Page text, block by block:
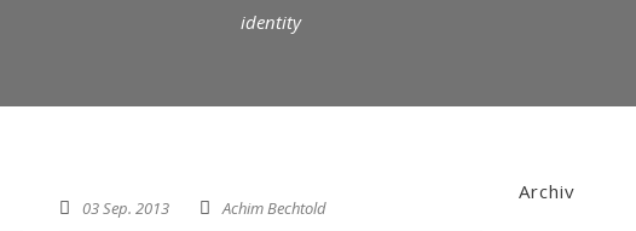
identity
03 Sep. 2013 Achim Bechtold
Archiv